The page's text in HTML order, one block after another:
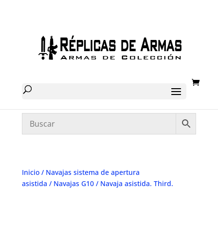
Inicio/ Navajas sistema de apertura
asistida / Navajas G10/ Navaja asistida. Third.